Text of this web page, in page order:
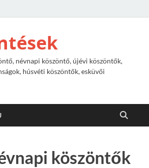
névnapi köszöntő, újévi köszöntők,
húsvéti köszöntők, esküvői
köszöntők